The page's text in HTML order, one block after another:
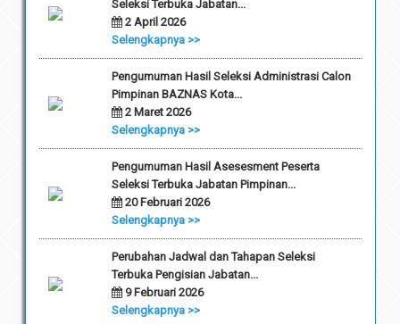
Seleksi Terbuka Jabatan...
2 April 2026
Selengkapnya >>
Pengumuman Hasil Seleksi Administrasi Calon
Pimpinan BAZNAS Kota...
2 Maret 2026
Selengkapnya >>
Pengumuman Hasil Asesesment Peserta
Seleksi Terbuka Jabatan Pimpinan...
20 Februari 2026
Selengkapnya >>
Perubahan Jadwal dan Tahapan Seleksi
Terbuka Pengisian Jabatan...
9 Februari 2026
Selengkapnya >>